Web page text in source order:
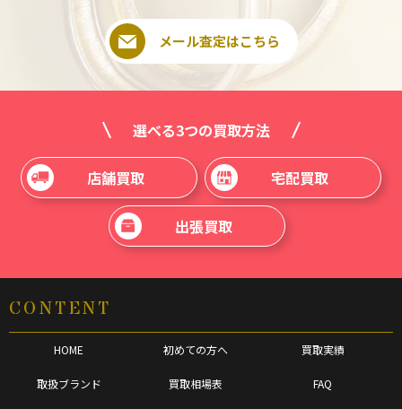
メール査定はこちら
選べる3つの買取方法
店舗買取 宅配買取
出張買取
CONTENT
HOME 初めての方へ 買取実績
取扱ブランド 買取相場表 FAQ